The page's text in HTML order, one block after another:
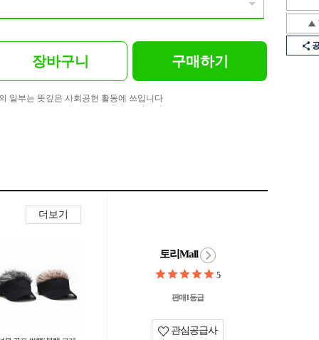
장바구니 구매하기
일부는 뜻깊은 사회공헌 활동에 쓰입니다
더보기
토리Mall
5
판매1등급
관심공급사